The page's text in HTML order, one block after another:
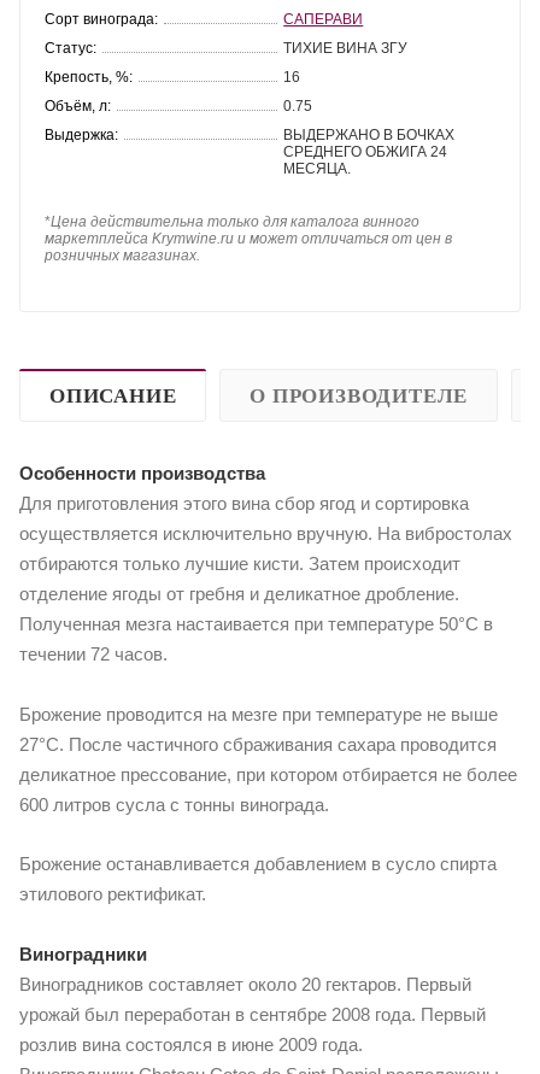
Сорт винограда:
САПЕРАВИ
Статус:
ТИХИЕ ВИНА ЗГУ
Крепость, %:
16
Объём, л:
0.75
Выдержка:
ВЫДЕРЖАНО В БОЧКАХ
СРЕДНЕГО ОБЖИГА 24
МЕСЯЦА.
*Цена действительна только для каталога винного
маркетплейса Krymwine.ru и может отличаться от цен в
розничных магазинах.
ОПИСАНИЕ О ПРОИЗВОДИТЕЛЕ
Особенности производства
Для приготовления этого вина сбор ягод и сортировка
осуществляется исключительно вручную. На вибростолах
отбираются только лучшие кисти. Затем происходит
отделение ягоды от гребня и деликатное дробление.
Полученная мезга настаивается при температуре 50°С в
течении 72 часов.
Брожение проводится на мезге при температуре не выше
27°С. После частичного сбраживания сахара проводится
деликатное прессование, при котором отбирается не более
600 литров сусла с тонны винограда.
Брожение останавливается добавлением в сусло спирта
этилового ректификат.
Виноградники
Виноградников составляет около 20 гектаров. Первый
урожай был переработан в сентябре 2008 года. Первый
розлив вина состоялся в июне 2009 года.